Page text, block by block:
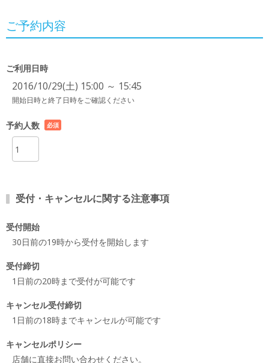
ご予約内容
ご利用日時
2016/10/29(土) 15:00 ～ 15:45
開始日時と終了日時をご確認ください
予約人数
必須
受付・キャンセルに関する注意事項
受付開始
30日前の19時から受付を開始します
受付締切
1日前の20時まで受付が可能です
キャンセル受付締切
1日前の18時までキャンセルが可能です
キャンセルポリシー
店舗に直接お問い合わせください。